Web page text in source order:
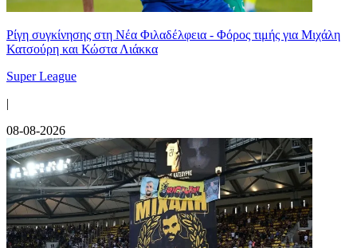
Ρίγη συγκίνησης στη Νέα Φιλαδέλφεια - Φόρος τιμής για Μιχάλη
Κατσούρη και Κώστα Λιάκκα
Super League
|
08-08-2026